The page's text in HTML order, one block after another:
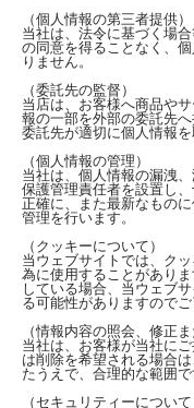
（個人情報の第三者提供）
当社は、法令に基づく場
の同意を得ることなく、
りません。
（委託先の監督）
当店は、お客様へ商品や
報の一部を外部の委託先
委託先が適切に個人情報
（個人情報の管理）
当社は、個人情報の漏洩
保護管理責任者を設置し
正確に、また最新なもの
管理を行います。
（クッキーについて）
当ウェブサイトでは、ク
為に使用することがあり
している場合、当ウェブ
る可能性がありますのでご
（情報内容の照会、修正ま
当社は、お客様が当社に
は削除を希望される場合
たうえで、合理的な範囲
（セキュリティーについて